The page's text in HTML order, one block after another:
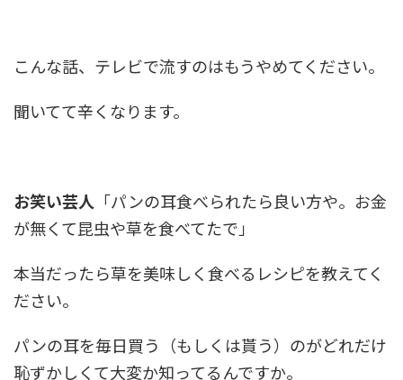
こんな話、テレビで流すのはもうやめてください。
聞いてて辛くなります。
お笑い芸人 「パンの耳食べられたら良い方や。お金
が無くて昆虫や草を食べてたで」
本当だったら草を美味しく食べるレシピを教えてく
ださい。
パンの耳を毎日買う（もしくは貰う）のがどれだけ
恥ずかしくて大変か知ってるんですか。